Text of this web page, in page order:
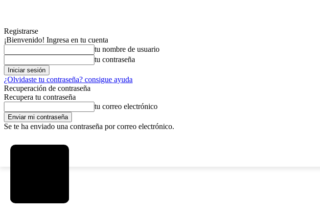
Registrarse
¡Bienvenido! Ingresa en tu cuenta
tu nombre de usuario
tu contraseña
¿Olvidaste tu contraseña? consigue ayuda
Recuperación de contraseña
Recupera tu contraseña
tu correo electrónico
Se te ha enviado una contraseña por correo electrónico.